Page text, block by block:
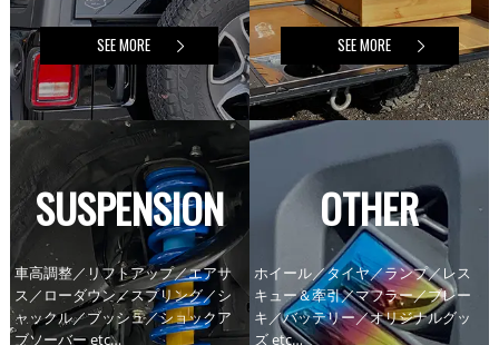
SEE MORE SEE MORE
SUSPENSION
車高調整／リフトアップ／エアサ
ス／ローダウン／スプリング／シ
ャックル／ブッシュ／ショックア
ブソーバー etc…
OTHER
ホイール／タイヤ／ランプ／レス
キュー＆牽引／マフラー／ブレー
キ／バッテリー／オリジナルグッ
ズ etc…